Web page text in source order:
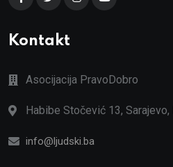
Kontakt
Asocijacija PravoDobro
Habibe Stočević 13, Sarajevo,
info@ljudski.ba